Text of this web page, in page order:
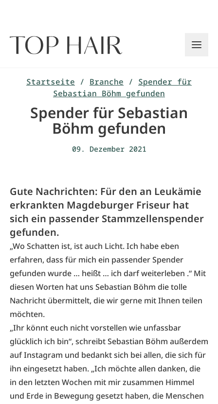
Startseite / Branche / Spender für
Sebastian Böhm gefunden
Spender für Sebastian
Böhm gefunden
09. Dezember 2021
Gute Nachrichten: Für den an Leukämie
erkrankten Magdeburger Friseur hat
sich ein passender Stammzellenspender
gefunden.
„Wo Schatten ist, ist auch Licht. Ich habe eben
erfahren, dass für mich ein passender Spender
gefunden wurde … heißt … ich darf weiterleben .“ Mit
diesen Worten hat uns Sebastian Böhm die tolle
Nachricht übermittelt, die wir gerne mit Ihnen teilen
möchten.
„Ihr könnt euch nicht vorstellen wie unfassbar
glücklich ich bin“, schreibt Sebastian Böhm außerdem
auf Instagram und bedankt sich bei allen, die sich für
ihn eingesetzt haben. „Ich möchte allen danken, die
in den letzten Wochen mit mir zusammen Himmel
und Erde in Bewegung gesetzt haben, die Menschen